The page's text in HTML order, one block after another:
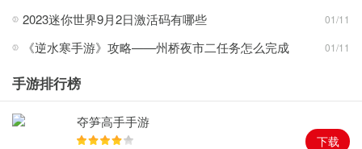
1、开始去进行体验我们的游戏故事剧情，了解游戏的世界观。
3、玩家们可以去进行通过战斗获得更多资源来强化你自己的机甲。
4、Robokill游戏的画面非常的精致，体验到最高大上的游戏视觉感
受。
游戏亮点
1、泰勒斯世界已维持了近一个世纪的和平繁荣，但在2116年亥伯龙
2023迷你世界9月2日激活码有哪些 01/11
《逆水寒手游》攻略——州桥夜市二任务怎么完成 01/11
手游排行榜
夺笋高手手游
下载